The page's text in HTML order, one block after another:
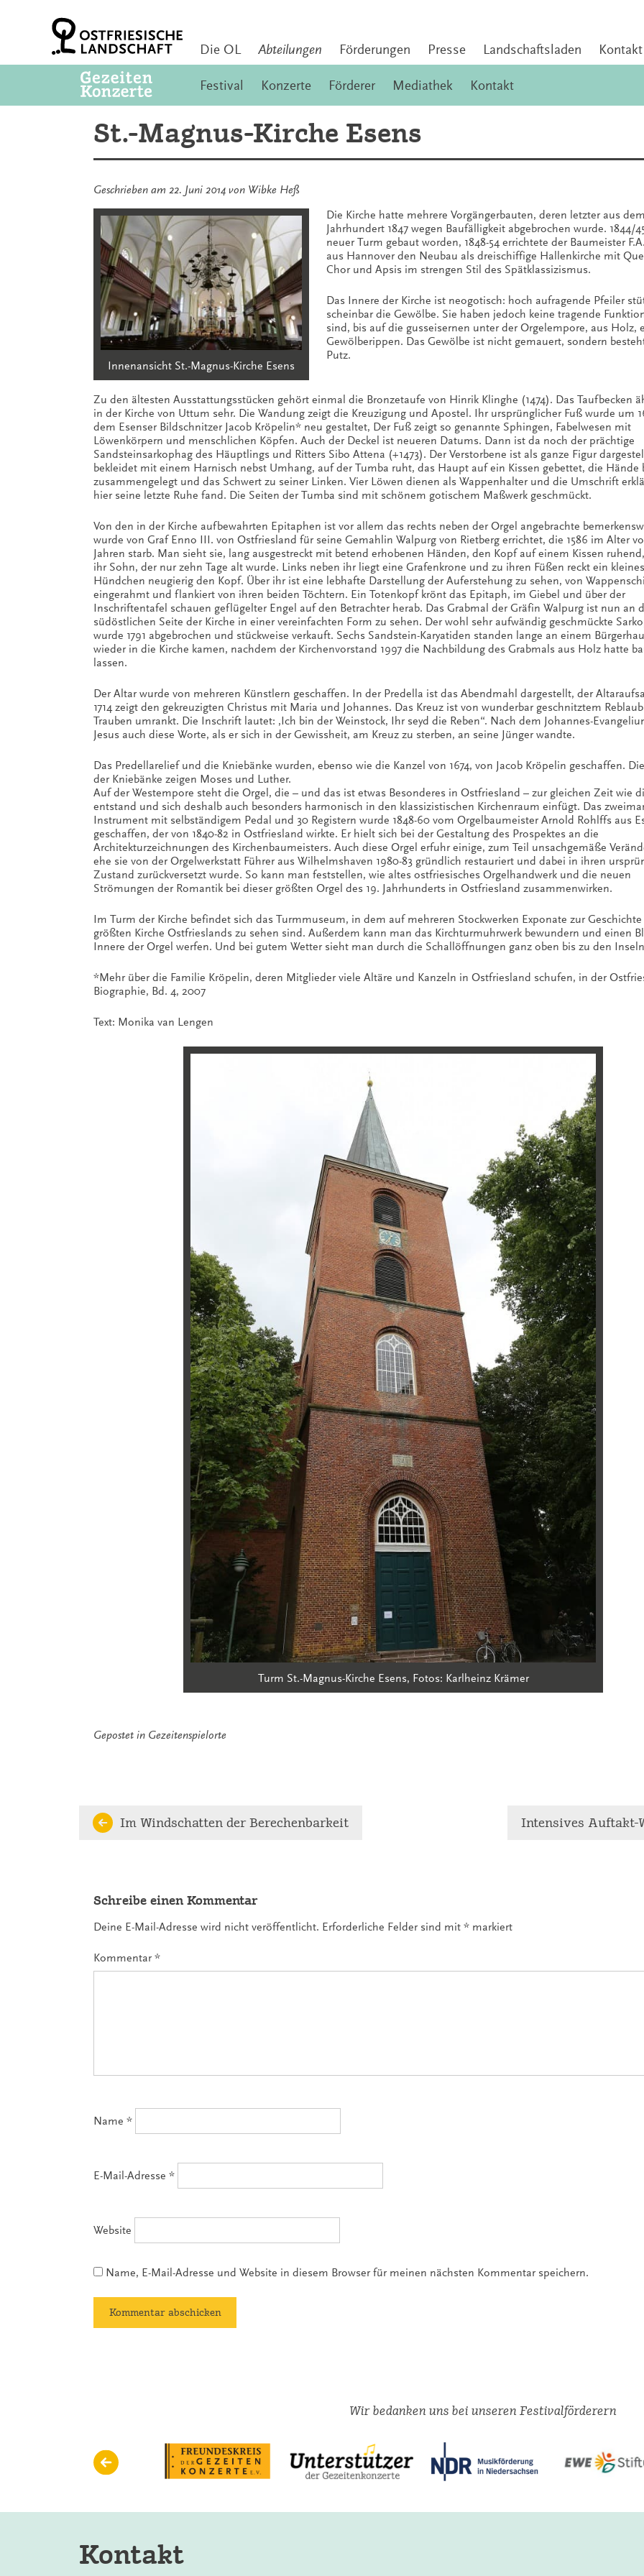
Die OL Abteilungen Förderungen Presse Landschaftsladen Kontakt
Festival Konzerte Förderer Mediathek Kontakt
St.-Magnus-Kirche Esens
Geschrieben am 22. Juni 2014 von Wibke Heß
Innenansicht St.-Magnus-Kirche Esens
Die Kirche hatte mehrere Vorgängerbauten, deren letzter aus
Jahrhundert 1847 wegen Baufälligkeit abgebrochen wurde. 1844/
neuer Turm gebaut worden, 1848-54 errichtete der Baumeister
aus Hannover den Neubau als dreischiffige Hallenkirche mit
Chor und Apsis im strengen Stil des Spätklassizismus.
Das Innere der Kirche ist neogotisch: hoch aufragende Pfeiler
scheinbar die Gewölbe. Sie haben jedoch keine tragende
sind, bis auf die gusseisernen unter der Orgelempore, aus Holz,
Gewölberippen. Das Gewölbe ist nicht gemauert, sondern
Putz.
Zu den ältesten Ausstattungsstücken gehört einmal die Bronzetaufe von Hinrik Klinghe (1474). Das Taufbecken
in der Kirche von Uttum sehr. Die Wandung zeigt die Kreuzigung und Apostel. Ihr ursprünglicher Fuß wurde um
dem Esenser Bildschnitzer Jacob Kröpelin* neu gestaltet, Der Fuß zeigt so genannte Sphingen, Fabelwesen mit
Löwenkörpern und menschlichen Köpfen. Auch der Deckel ist neueren Datums. Dann ist da noch der prächtige
Sandsteinsarkophag des Häuptlings und Ritters Sibo Attena (+1473). Der Verstorbene ist als ganze Figur
bekleidet mit einem Harnisch nebst Umhang, auf der Tumba ruht, das Haupt auf ein Kissen gebettet, die Hände
zusammengelegt und das Schwert zu seiner Linken. Vier Löwen dienen als Wappenhalter und die Umschrift
hier seine letzte Ruhe fand. Die Seiten der Tumba sind mit schönem gotischem Maßwerk geschmückt.
Von den in der Kirche aufbewahrten Epitaphen ist vor allem das rechts neben der Orgel angebrachte
wurde von Graf Enno III. von Ostfriesland für seine Gemahlin Walpurg von Rietberg errichtet, die 1586 im Alter
Jahren starb. Man sieht sie, lang ausgestreckt mit betend erhobenen Händen, den Kopf auf einem Kissen
ihr Sohn, der nur zehn Tage alt wurde. Links neben ihr liegt eine Grafenkrone und zu ihren Füßen reckt ein kleines
Hündchen neugierig den Kopf. Über ihr ist eine lebhafte Darstellung der Auferstehung zu sehen, von
eingerahmt und flankiert von ihren beiden Töchtern. Ein Totenkopf krönt das Epitaph, im Giebel und über der
Inschriftentafel schauen geflügelter Engel auf den Betrachter herab. Das Grabmal der Gräfin Walpurg ist nun an
südöstlichen Seite der Kirche in einer vereinfachten Form zu sehen. Der wohl sehr aufwändig geschmückte
wurde 1791 abgebrochen und stückweise verkauft. Sechs Sandstein-Karyatiden standen lange an einem
wieder in die Kirche kamen, nachdem der Kirchenvorstand 1997 die Nachbildung des Grabmals aus Holz hatte
lassen.
Der Altar wurde von mehreren Künstlern geschaffen. In der Predella ist das Abendmahl dargestellt, der
1714 zeigt den gekreuzigten Christus mit Maria und Johannes. Das Kreuz ist von wunderbar geschnitztem
Trauben umrankt. Die Inschrift lautet: ‚Ich bin der Weinstock, Ihr seyd die Reben“. Nach dem Johannes-
Jesus auch diese Worte, als er sich in der Gewissheit, am Kreuz zu sterben, an seine Jünger wandte.
Das Predellarelief und die Kniebänke wurden, ebenso wie die Kanzel von 1674, von Jacob Kröpelin geschaffen.
der Kniebänke zeigen Moses und Luther.
Auf der Westempore steht die Orgel, die – und das ist etwas Besonderes in Ostfriesland – zur gleichen Zeit wie
entstand und sich deshalb auch besonders harmonisch in den klassizistischen Kirchenraum einfügt. Das
Instrument mit selbständigem Pedal und 30 Registern wurde 1848-60 vom Orgelbaumeister Arnold Rohlffs aus
geschaffen, der von 1840-82 in Ostfriesland wirkte. Er hielt sich bei der Gestaltung des Prospektes an die
Architekturzeichnungen des Kirchenbaumeisters. Auch diese Orgel erfuhr einige, zum Teil unsachgemäße
ehe sie von der Orgelwerkstatt Führer aus Wilhelmshaven 1980-83 gründlich restauriert und dabei in ihren
Zustand zurückversetzt wurde. So kann man feststellen, wie altes ostfriesisches Orgelhandwerk und die neuen
Strömungen der Romantik bei dieser größten Orgel des 19. Jahrhunderts in Ostfriesland zusammenwirken.
Im Turm der Kirche befindet sich das Turmmuseum, in dem auf mehreren Stockwerken Exponate zur
größten Kirche Ostfrieslands zu sehen sind. Außerdem kann man das Kirchturmuhrwerk bewundern und einen
Innere der Orgel werfen. Und bei gutem Wetter sieht man durch die Schallöffnungen ganz oben bis zu den
*Mehr über die Familie Kröpelin, deren Mitglieder viele Altäre und Kanzeln in Ostfriesland schufen, in der
Biographie, Bd. 4, 2007
Text: Monika van Lengen
Turm St.-Magnus-Kirche Esens, Fotos: Karlheinz Krämer
Gepostet in Gezeitenspielorte
Continue
Im Windschatten der Berechenbarkeit Intensives Auftakt-
Schreibe einen Kommentar
Deine E-Mail-Adresse wird nicht veröffentlicht. Erforderliche Felder sind mit * markiert
Kommentar*
Name *
E-Mail-Adresse *
Website
Name, E-Mail-Adresse und Website in diesem Browser für meinen nächsten Kommentar speichern.
Wir bedanken uns bei unseren Festivalförderern
Kontakt